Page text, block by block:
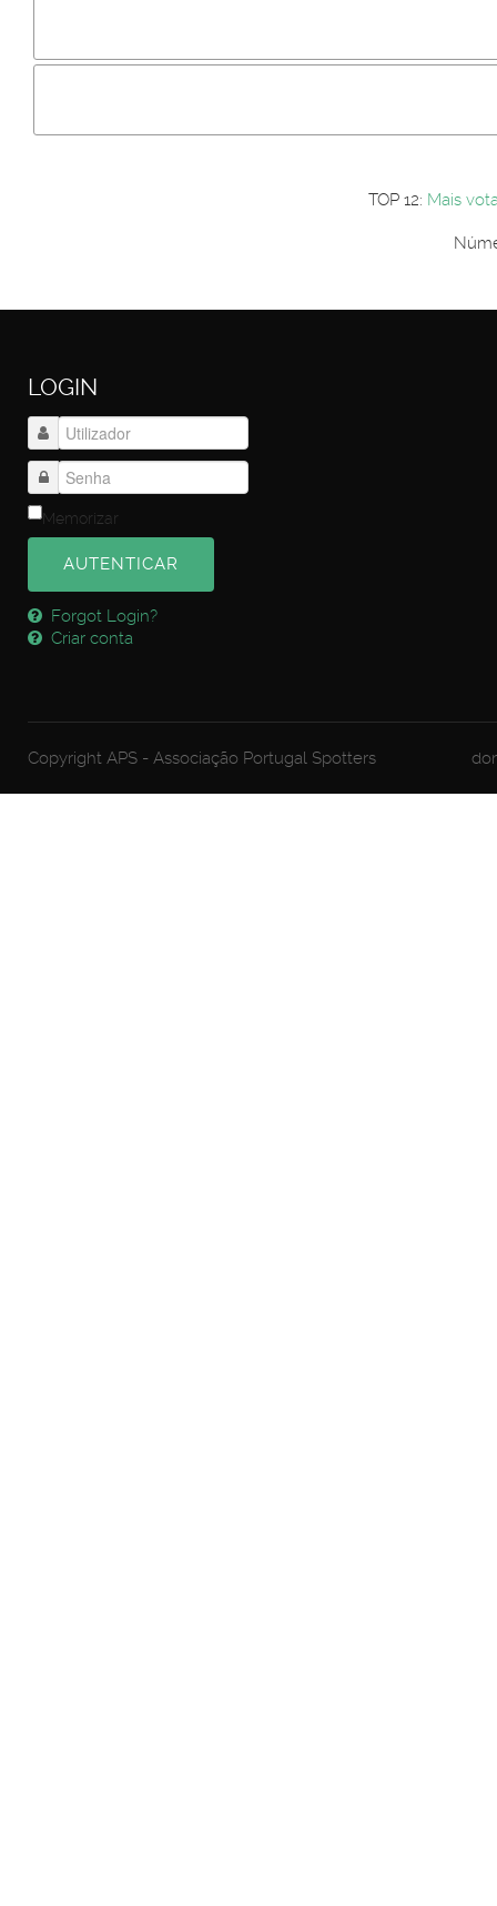
Os
Primeiro autentique-se...
TOP 12: Mais
LOGIN
Memorizar
AUTENTICAR
Forgot Login?
Criar conta
Copyright APS - Associação Portugal Spotters